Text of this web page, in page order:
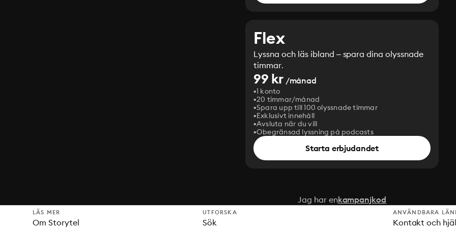
Flex
Lyssna och läs ibland – spara dina olyssnade
timmar.
99 kr/månad
1 konto
20 timmar/månad
Spara upp till 100 olyssnade timmar
Exklusivt innehåll
Avsluta när du vill
Obegränsad lyssning på podcasts
Starta erbjudandet
Jag har enkampanjkod
LÄS MER
Om Storytel
UTFORSKA
Sök
ANVÄNDBARA
Kontakt och